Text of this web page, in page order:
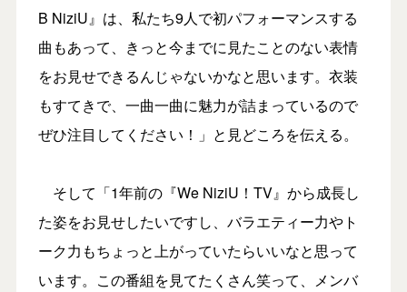
B NiziU』は、私たち9人で初パフォーマンスする
曲もあって、きっと今までに見たことのない表情
をお見せできるんじゃないかなと思います。衣装
もすてきで、一曲一曲に魅力が詰まっているので
ぜひ注目してください！」と見どころを伝える。
そして「1年前の『We NiziU！TV』から成長し
た姿をお見せしたいですし、バラエティー力やト
ーク力もちょっと上がっていたらいいなと思って
います。この番組を見てたくさん笑って、メンバ